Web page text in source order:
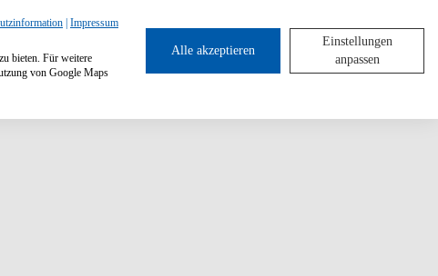
Impressum
bieten. Für weitere
von Google Maps
Alle akzeptieren
Einstellungen
anpassen